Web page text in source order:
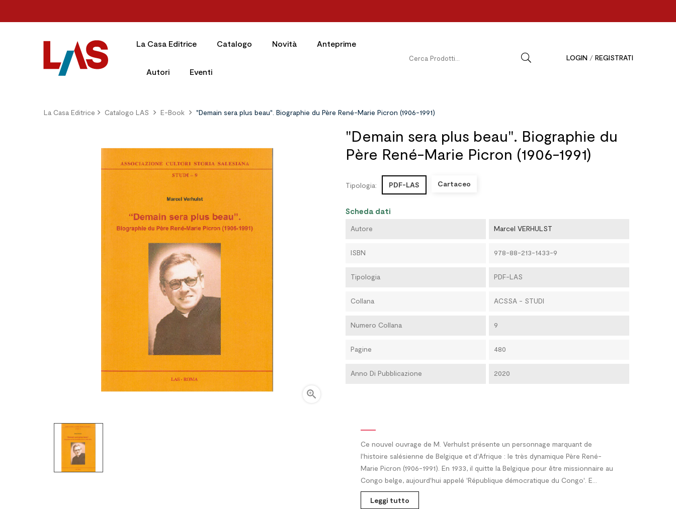
La Casa Editrice Catalogo Novità Anteprime
Autori Eventi
LOGIN / REGISTRATI
La Casa Editrice Catalogo LAS E-Book "Demain sera plus beau". Biographie du Père René-Marie Picron (1906-1991)

"Demain sera plus beau". Biographie du
Père René-Marie Picron (1906-1991)
Tipologia: PDF-LAS Cartaceo
Scheda dati
Autore Marcel VERHULST
ISBN 978-88-213-1433-9
Tipologia PDF-LAS
Collana ACSSA - STUDI
Numero Collana 9
Pagine 480
Anno Di Pubblicazione 2020
Ce nouvel ouvrage de M. Verhulst présente un personnage marquant de
l'histoire salésienne de Belgique et d'Afrique : le très dynamique Père René-
Marie Picron (1906-1991). En 1933, il quitte la Belgique pour être missionnaire au
Congo belge, aujourd'hui appelé 'République démocratique du Congo'. E...
Leggi tutto